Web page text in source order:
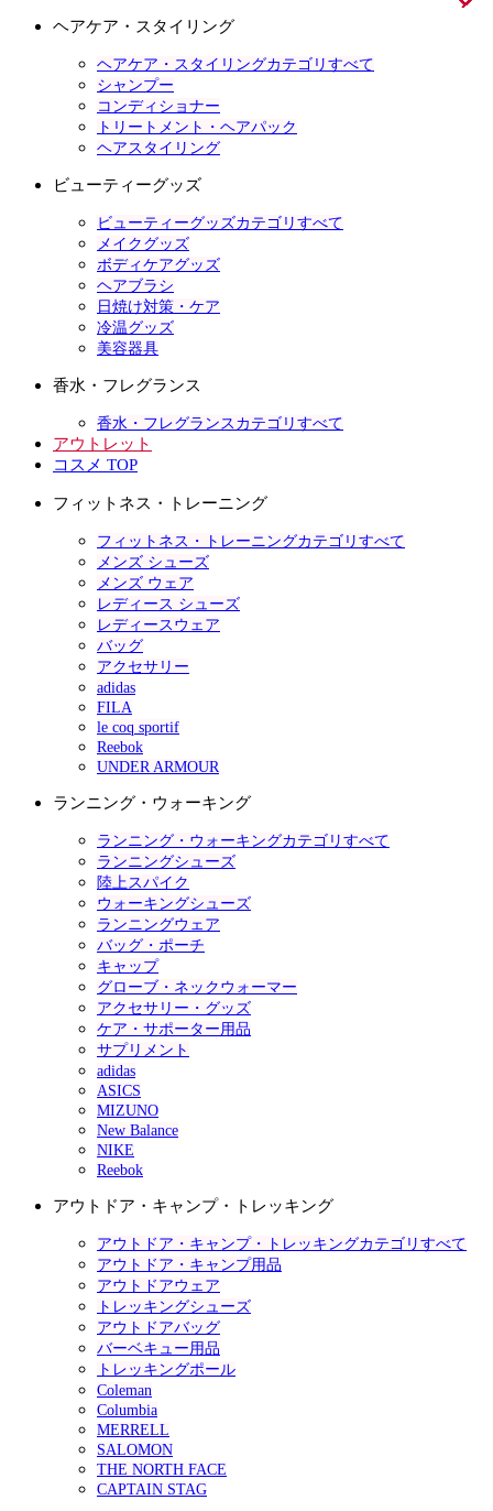
ヘアケア・スタイリング
ヘアケア・スタイリングカテゴリすべて
シャンプー
コンディショナー
トリートメント・ヘアパック
ヘアスタイリング
ビューティーグッズ
ビューティーグッズカテゴリすべて
メイクグッズ
ボディケアグッズ
ヘアブラシ
日焼け対策・ケア
冷温グッズ
美容器具
香水・フレグランス
香水・フレグランスカテゴリすべて
アウトレット
コスメ TOP
フィットネス・トレーニング
フィットネス・トレーニングカテゴリすべて
メンズ シューズ
メンズ ウェア
レディース シューズ
レディースウェア
バッグ
アクセサリー
adidas
FILA
le coq sportif
Reebok
UNDER ARMOUR
ランニング・ウォーキング
ランニング・ウォーキングカテゴリすべて
ランニングシューズ
陸上スパイク
ウォーキングシューズ
ランニングウェア
バッグ・ポーチ
キャップ
グローブ・ネックウォーマー
アクセサリー・グッズ
ケア・サポーター用品
サプリメント
adidas
ASICS
MIZUNO
New Balance
NIKE
Reebok
アウトドア・キャンプ・トレッキング
アウトドア・キャンプ・トレッキングカテゴリすべて
アウトドア・キャンプ用品
アウトドアウェア
トレッキングシューズ
アウトドアバッグ
バーベキュー用品
トレッキングポール
Coleman
Columbia
MERRELL
SALOMON
THE NORTH FACE
CAPTAIN STAG